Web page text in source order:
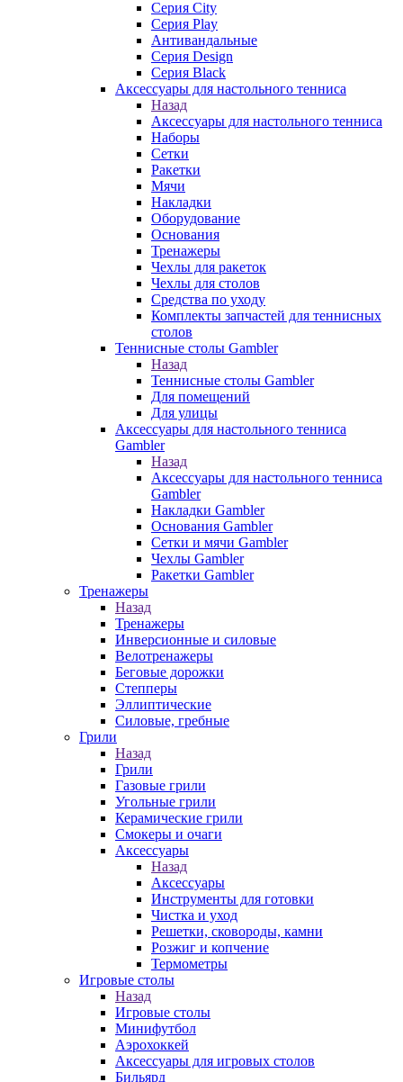
Серия City
Серия Play
Антивандальные
Серия Design
Серия Black
Аксессуары для настольного тенниса
Назад
Аксессуары для настольного тенниса
Наборы
Сетки
Ракетки
Мячи
Накладки
Оборудование
Основания
Тренажеры
Чехлы для ракеток
Чехлы для столов
Средства по уходу
Комплекты запчастей для теннисных
столов
Теннисные столы Gambler
Назад
Теннисные столы Gambler
Для помещений
Для улицы
Аксессуары для настольного тенниса
Gambler
Назад
Аксессуары для настольного тенниса
Gambler
Накладки Gambler
Основания Gambler
Сетки и мячи Gambler
Чехлы Gambler
Ракетки Gambler
Тренажеры
Назад
Тренажеры
Инверсионные и силовые
Велотренажеры
Беговые дорожки
Степперы
Эллиптические
Силовые, гребные
Грили
Назад
Грили
Газовые грили
Угольные грили
Керамические грили
Смокеры и очаги
Аксессуары
Назад
Аксессуары
Инструменты для готовки
Чистка и уход
Решетки, сковороды, камни
Розжиг и копчение
Термометры
Игровые столы
Назад
Игровые столы
Минифутбол
Аэрохоккей
Аксессуары для игровых столов
Бильяpд